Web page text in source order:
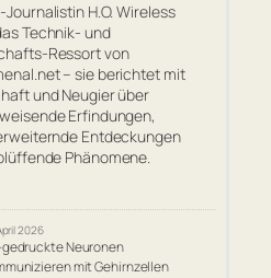
Journalistin H.O. Wireless
Technik- und
Ressort von
– sie berichtet mit
und Neugier über
Erfindungen,
Entdeckungen
Phänomene.
2026
Neuronen
mit Gehirnzellen